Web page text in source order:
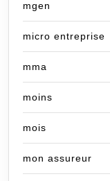
mgen
micro entreprise
mma
moins
mois
mon assureur